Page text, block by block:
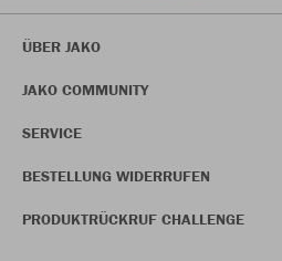
ÜBER JAKO
JAKO COMMUNITY
SERVICE
BESTELLUNG WIDERRUFEN
PRODUKTRÜCKRUF CHALLENGE